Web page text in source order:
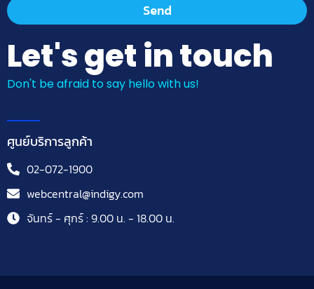
Send
Let's get in touch
Don't be afraid to say hello with us!
ศูนย์บริการลูกค้า
02-072-1900
webcentral@indigy.com
จันทร์ - ศุกร์ : 9.00 น. - 18.00 น.